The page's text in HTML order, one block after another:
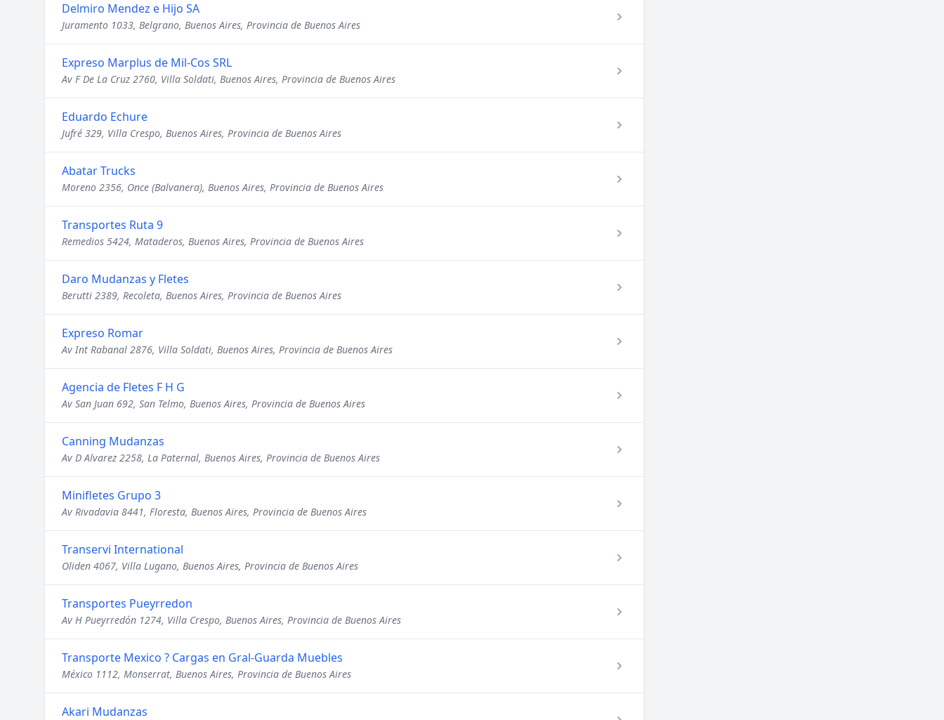
Delmiro Mendez e Hijo SA
Juramento 1033, Belgrano, Buenos Aires, Provincia de Buenos Aires
Expreso Marplus de Mil-Cos SRL
Av F De La Cruz 2760, Villa Soldati, Buenos Aires, Provincia de Buenos Aires
Eduardo Echure
Jufré 329, Villa Crespo, Buenos Aires, Provincia de Buenos Aires
Abatar Trucks
Moreno 2356, Once (Balvanera), Buenos Aires, Provincia de Buenos Aires
Transportes Ruta 9
Remedios 5424, Mataderos, Buenos Aires, Provincia de Buenos Aires
Daro Mudanzas y Fletes
Berutti 2389, Recoleta, Buenos Aires, Provincia de Buenos Aires
Expreso Romar
Av Int Rabanal 2876, Villa Soldati, Buenos Aires, Provincia de Buenos Aires
Agencia de Fletes F H G
Av San Juan 692, San Telmo, Buenos Aires, Provincia de Buenos Aires
Canning Mudanzas
Av D Alvarez 2258, La Paternal, Buenos Aires, Provincia de Buenos Aires
Minifletes Grupo 3
Av Rivadavia 8441, Floresta, Buenos Aires, Provincia de Buenos Aires
Transervi International
Oliden 4067, Villa Lugano, Buenos Aires, Provincia de Buenos Aires
Transportes Pueyrredon
Av H Pueyrredón 1274, Villa Crespo, Buenos Aires, Provincia de Buenos Aires
Transporte Mexico ? Cargas en Gral-Guarda Muebles
México 1112, Monserrat, Buenos Aires, Provincia de Buenos Aires
Akari Mudanzas